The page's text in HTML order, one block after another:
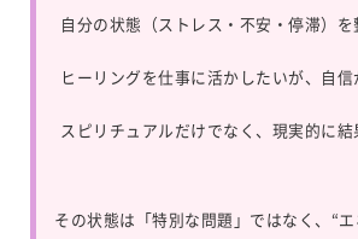
自分の状態（ストレス・不安・停滞）を
ヒーリングを仕事に活かしたいが、自信
スピリチュアルだけでなく、現実的に
その状態は「特別な問題」ではなく、“